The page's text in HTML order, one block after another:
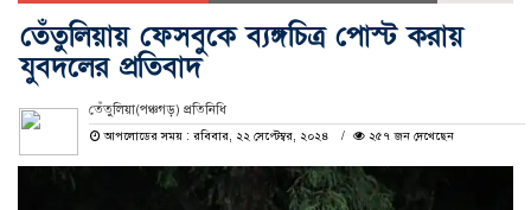
তেঁতুলিয়ায় ফেসবুকে ব্যঙ্গচিত্র পোস্ট করায়
যুবদলের প্রতিবাদ
তেঁতুলিয়া(পঞ্চগড়) প্রতিনিধি
আপলোডের সময় : রবিবার, ২২ সেপ্টেম্বর, ২০২৪
২৫৭ জন দেখেছেন